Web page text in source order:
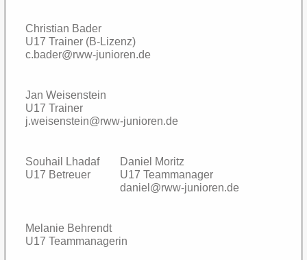
Trainer
Elterninformation
Probetraining
Kontakt
Christian Bader
U17 Trainer (B-Lizenz)
c.bader@rww-junioren.de
Jan Weisenstein
U17 Trainer
j.weisenstein@rww-junioren.de
Souhail Lhadaf
U17 Betreuer
Daniel Moritz
U17 Teammanager
daniel@rww-junioren.de
Melanie Behrendt
U17 Teammanagerin